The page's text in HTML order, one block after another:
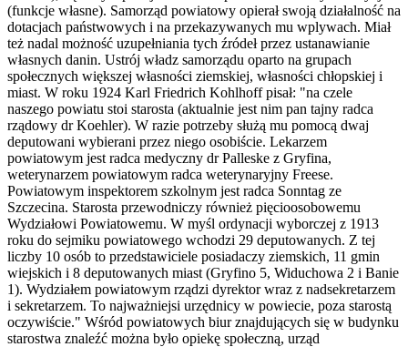
(funkcje własne). Samorząd powiatowy opierał swoją działalność na
dotacjach państwowych i na przekazywanych mu wplywach. Miał
też nadal możność uzupełniania tych źródeł przez ustanawianie
własnych danin. Ustrój władz samorządu oparto na grupach
społecznych większej własności ziemskiej, własności chłopskiej i
miast. W roku 1924 Karl Friedrich Kohlhoff pisał: "na czele
naszego powiatu stoi starosta (aktualnie jest nim pan tajny radca
rządowy dr Koehler). W razie potrzeby służą mu pomocą dwaj
deputowani wybierani przez niego osobiście. Lekarzem
powiatowym jest radca medyczny dr Palleske z Gryfina,
weterynarzem powiatowym radca weterynaryjny Freese.
Powiatowym inspektorem szkolnym jest radca Sonntag ze
Szczecina. Starosta przewodniczy również pięcioosobowemu
Wydziałowi Powiatowemu. W myśl ordynacji wyborczej z 1913
roku do sejmiku powiatowego wchodzi 29 deputowanych. Z tej
liczby 10 osób to przedstawiciele posiadaczy ziemskich, 11 gmin
wiejskich i 8 deputowanych miast (Gryfino 5, Widuchowa 2 i Banie
1). Wydziałem powiatowym rządzi dyrektor wraz z nadsekretarzem
i sekretarzem. To najważniejsi urzędnicy w powiecie, poza starostą
oczywiście." Wśród powiatowych biur znajdujących się w budynku
starostwa znaleźć można było opiekę społeczną, urząd